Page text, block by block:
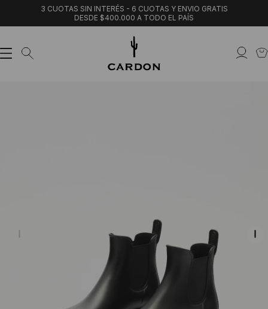
3 CUOTAS SIN INTERÉS - 6 CUOTAS Y ENVIO GRATIS
DESDE $400.000 A TODO EL PAÍS